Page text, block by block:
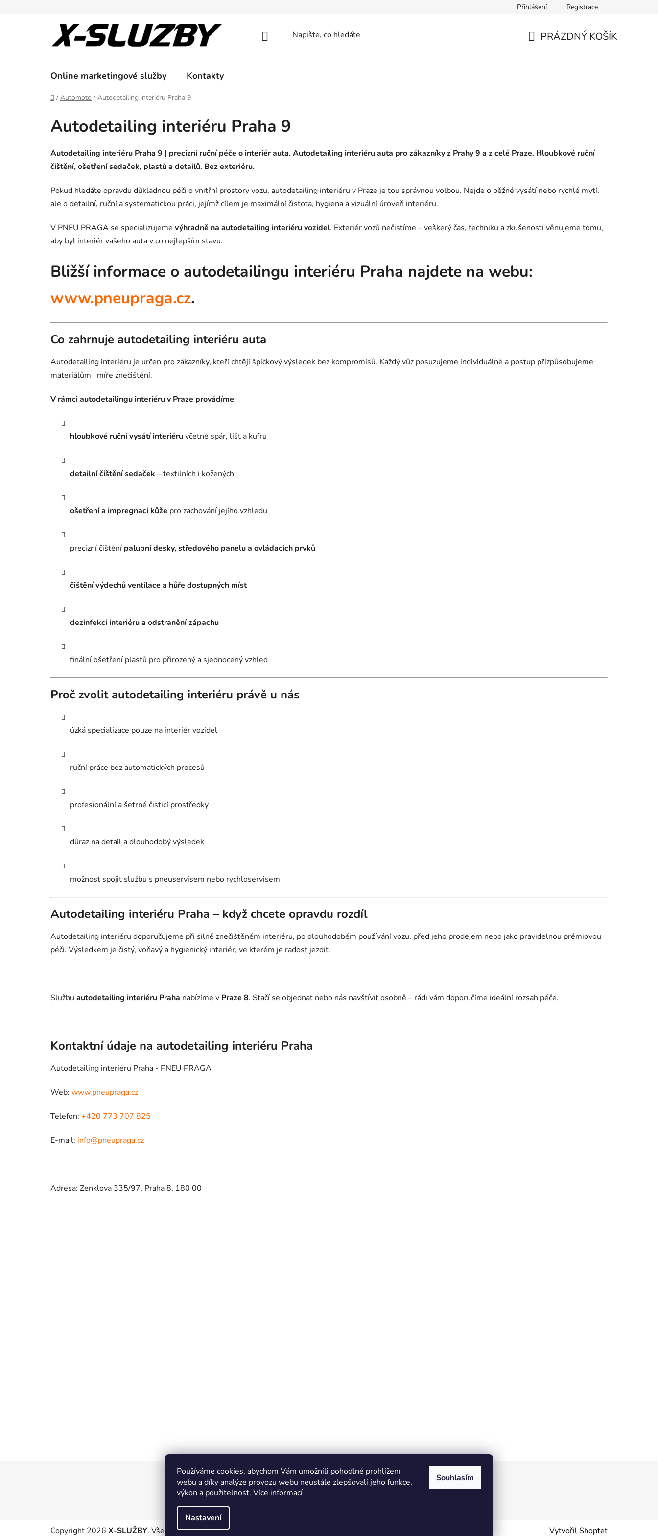
Používáme cookies, abychom Vám umožnili pohodlné prohlížení
webu a díky analýze provozu webu neustále zlepšovali jeho funkce,
výkon a použitelnost. Více informací
Nastavení
Souhlasím
Přihlášení Registrace
PRÁZDNÝ KOŠÍK
Online marketingové služby Kontakty
Domů
/ Automoto / Autodetailing interiéru Praha 9
Autodetailing interiéru Praha 9
Autodetailing interiéru Praha 9 | precizní ruční péče o interiér auta. Autodetailing interiéru auta pro zákazníky z Prahy 9 a z celé Praze. Hloubkové ruční
čištění, ošetření sedaček, plastů a detailů. Bez exteriéru.
Pokud hledáte opravdu důkladnou péči o vnitřní prostory vozu, autodetailing interiéru v Praze je tou správnou volbou. Nejde o běžné vysátí nebo rychlé mytí,
ale o detailní, ruční a systematickou práci, jejímž cílem je maximální čistota, hygiena a vizuální úroveň interiéru.
V PNEU PRAGA se specializujeme výhradně na autodetailing interiéru vozidel. Exteriér vozů nečistíme – veškerý čas, techniku a zkušenosti věnujeme tomu,
aby byl interiér vašeho auta v co nejlepším stavu.
Bližší informace o autodetailingu interiéru Praha najdete na webu:
www.pneupraga.cz.
Co zahrnuje autodetailing interiéru auta
Autodetailing interiéru je určen pro zákazníky, kteří chtějí špičkový výsledek bez kompromisů. Každý vůz posuzujeme individuálně a postup přizpůsobujeme
materiálům i míře znečištění.
V rámci autodetailingu interiéru v Praze provádíme:
hloubkové ruční vysátí interiéruvčetně spár, lišt a kufru
detailní čištění sedaček – textilních i kožených
ošetření a impregnaci kůže pro zachování jejího vzhledu
precizní čištění palubní desky, středového panelu a ovládacích prvků
čištění výdechů ventilace a hůře dostupných míst
dezinfekci interiéru a odstranění zápachu
finální ošetření plastů pro přirozený a sjednocený vzhled
Proč zvolit autodetailing interiéru právě u nás
úzká specializace pouze na interiér vozidel
ruční práce bez automatických procesů
profesionální a šetrné čisticí prostředky
důraz na detail a dlouhodobý výsledek
možnost spojit službu s pneuservisem nebo rychloservisem
Autodetailing interiéru Praha – když chcete opravdu rozdíl
Autodetailing interiéru doporučujeme při silně znečištěném interiéru, po dlouhodobém používání vozu, před jeho prodejem nebo jako pravidelnou prémiovou
péči. Výsledkem je čistý, voňavý a hygienický interiér, ve kterém je radost jezdit.
Službu autodetailing interiéru Praha nabízíme v Praze 8. Stačí se objednat nebo nás navštívit osobně – rádi vám doporučíme ideální rozsah péče.
Kontaktní údaje na autodetailing interiéru Praha
Autodetailing interiéru Praha - PNEU PRAGA
Web: www.pneupraga.cz
Telefon: +420 773 707 825
E-mail: info@pneupraga.cz
Adresa: Zenklova 335/97, Praha 8, 180 00
Online marketing zajišťuje společnost X-VISION Sitemap
Vytvořil Shoptet
Copyright 2026 X-SLUŽBY. Všechna práva vyhrazena.